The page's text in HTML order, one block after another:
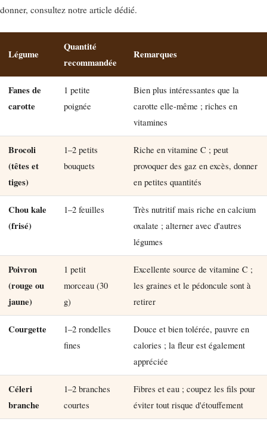
donner, consultez notre article dédié.
Légume
Quantité
recommandée
Remarques
Fanes de
carotte
1 petite
poignée
Bien plus intéressantes que la
carotte elle-même ; riches en
vitamines
Brocoli
(têtes et
tiges)
1–2 petits
bouquets
Riche en vitamine C ; peut
provoquer des gaz en excès, donner
en petites quantités
Chou kale
(frisé)
1–2 feuilles
Très nutritif mais riche en calcium
oxalate ; alterner avec d'autres
légumes
Poivron
(rouge ou
jaune)
1 petit
morceau (30
g)
Excellente source de vitamine C ;
les graines et le pédoncule sont à
retirer
Courgette
1–2 rondelles
fines
Douce et bien tolérée, pauvre en
calories ; la fleur est également
appréciée
Céleri
branche
1–2 branches
courtes
Fibres et eau ; coupez les fils pour
éviter tout risque d'étouffement